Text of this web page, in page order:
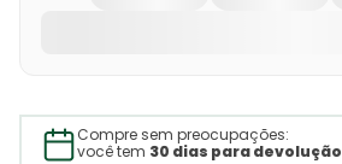
Compre sem preocupações:
você tem 30 dias para devolução